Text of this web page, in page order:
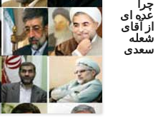
چرا
عده ای
از آقای
شعله
سعدی